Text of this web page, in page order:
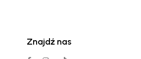
Znajdź nas